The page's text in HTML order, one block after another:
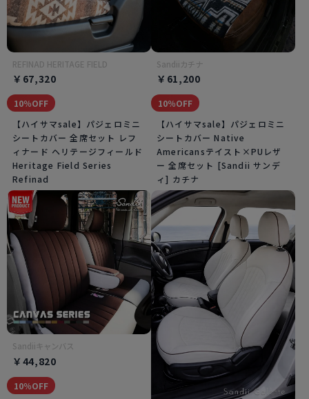
REFINAD HERITAGE FIELD
￥67,320
10％OFF
【ハイサマsale】パジェロミニ
シートカバー 全席セット レフ
ィナード ヘリテージフィールド
Heritage Field Series
Refinad
Sandiiカチナ
￥61,200
10％OFF
【ハイサマsale】パジェロミニ
シートカバー Native
Americansテイスト×PUレザ
ー 全席セット [Sandii サンデ
ィ] カチナ
Sandiiキャンバス
￥44,820
10％OFF